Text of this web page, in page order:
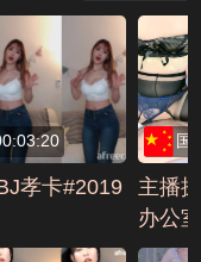
孝卡#2019
国
主播
办公